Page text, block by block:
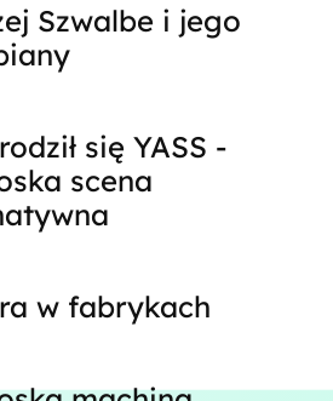
Szwalbe i jego
się YASS -
scena
w fabrykach